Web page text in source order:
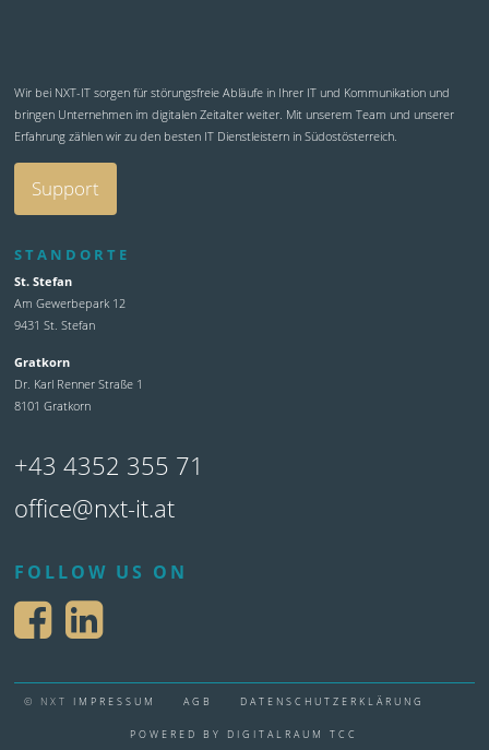
Wir bei NXT-IT sorgen für störungsfreie Abläufe in Ihrer IT und Kommunikation und
bringen Unternehmen im digitalen Zeitalter weiter. Mit unserem Team und unserer
Erfahrung zählen wir zu den besten IT Dienstleistern in Südostösterreich.
Support
STANDORTE
St. Stefan
Am Gewerbepark 12
9431 St. Stefan
Gratkorn
Dr. Karl Renner Straße 1
8101 Gratkorn
+43 4352 355 71
office@nxt-it.at
FOLLOW US ON
© NXT IMPRESSUM AGB DATENSCHUTZERKLÄRUNG
POWERED BY DIGITALRAUM TCC